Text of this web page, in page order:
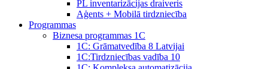
PL inventarizācijas draiveris
Aģents + Mobilā tirdzniecība
Programmas
Biznesa programmas 1C
1C: Grāmatvedība 8 Latvijai
1C:Tirdzniecības vadība 10